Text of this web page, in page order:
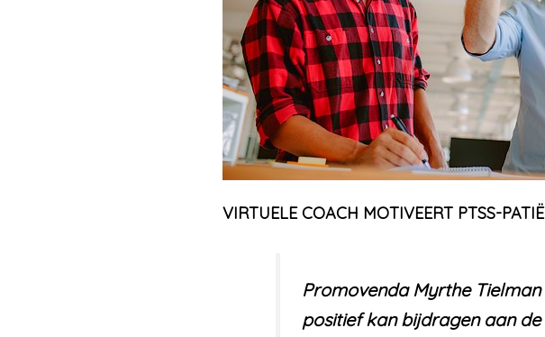
VIRTUELE COACH MOTIVEERT PTSS-
Promovenda Myrthe
positief kan bijdragen aan